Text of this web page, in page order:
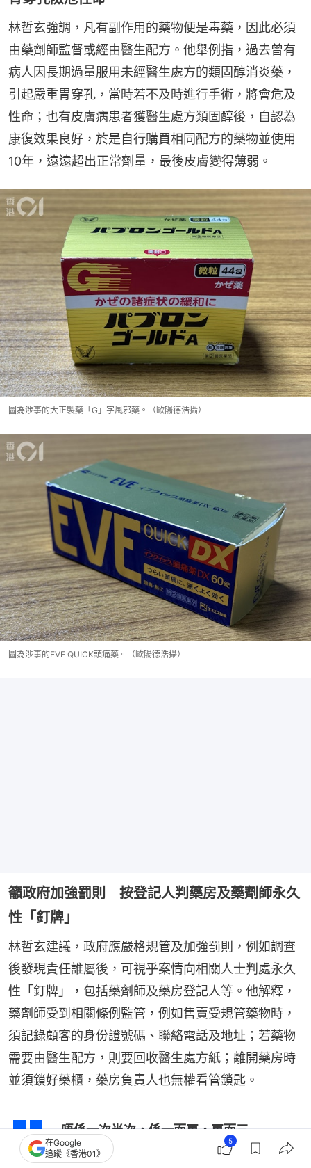
林哲玄強調，凡有副作用的藥物便是毒藥，因此必須
由藥劑師監督或經由醫生配方。他舉例指，過去曾有
病人因長期過量服用未經醫生處方的類固醇消炎藥，
引起嚴重胃穿孔，當時若不及時進行手術，將會危及
性命；也有皮膚病患者獲醫生處方類固醇後，自認為
康復效果良好，於是自行購買相同配方的藥物並使用
10年，遠遠超出正常劑量，最後皮膚變得薄弱。
圖為涉事的大正製藥「G」字風邪藥。（歐陽德浩攝）
圖為涉事的EVE QUICK頭痛藥。（歐陽德浩攝）
籲政府加強罰則 按登記人判藥房及藥劑師永久
性「釘牌」
林哲玄建議，政府應嚴格規管及加強罰則，例如調查
後發現責任誰屬後，可視乎案情向相關人士判處永久
性「釘牌」，包括藥劑師及藥房登記人等。他解釋，
藥劑師受到相關條例監管，例如售賣受規管藥物時，
須記錄顧客的身份證號碼、聯絡電話及地址；若藥物
需要由醫生配方，則要回收醫生處方紙；離開藥房時
並須鎖好藥櫃，藥房負責人也無權看管鎖匙。
唔係一次半次，係一而再，再而三
出現，呢種情況係唔應該。
在Google
追蹤《香港01》
5